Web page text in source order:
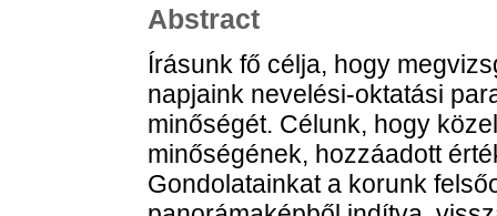
Abstract
Írásunk fő célja, hogy
napjaink nevelési-oktatási
minőségét. Célunk, hogy
minőségének, hozzáadott
Gondolatainkat a korunk